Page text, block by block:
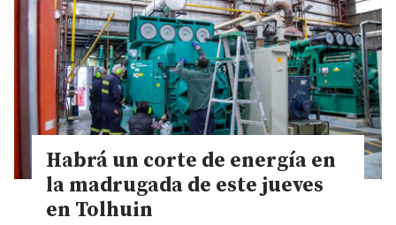
Habrá un corte de energía en
la madrugada de este jueves
en Tolhuin